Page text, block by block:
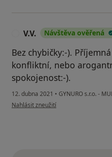
V.V. Návštěva ověřená
Bez chybičky:-).
konfliktní, nebo
spokojenost:-).
12. dubna 2021 • GYNURO s.r.o. -
podle názoru uživatele V.V.
Nahlásit zneužití